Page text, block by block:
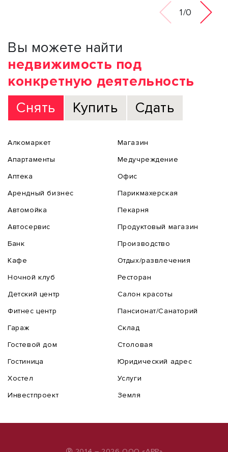
1/0
Вы можете найти
недвижимость под
конкретную деятельность
Снять
Купить Сдать
Алкомаркет
Апартаменты
Аптека
Арендный бизнес
Автомойка
Автосервис
Банк
Кафе
Ночной клуб
Детский центр
Фитнес центр
Гараж
Гостевой дом
Гостиница
Хостел
Инвестпроект
Магазин
Медучреждение
Офис
Парикмахерская
Пекарня
Продуктовый магазин
Производство
Отдых/развлечения
Ресторан
Салон красоты
Пансионат/Санаторий
Склад
Столовая
Юридический адрес
Услуги
Земля